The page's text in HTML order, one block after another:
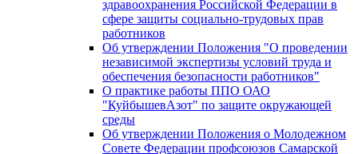
здравоохранения Российской Федерации в
сфере защиты социально-трудовых прав
работников
Об утверждении Положения "О проведении
независимой экспертизы условий труда и
обеспечения безопасности работников"
О практике работы ППО ОАО
"КуйбышевАзот" по защите окружающей
среды
Об утверждении Положения о Молодежном
Совете Федерации профсоюзов Самарской